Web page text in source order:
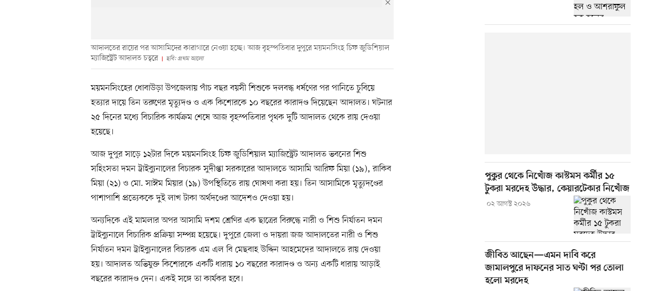
আদালতের রায়ের পর আসামিদের কারাগারে নেওয়া হচ্ছে। আজ বৃহস্পতিবার দুপুরে ময়মনসিংহ চিফ জুডিশিয়াল
ম্যাজিস্ট্রেট আদালত চত্বরে
ছবি: প্রথম আলো
ময়মনসিংহের ধোবাউড়া উপজেলায় পাঁচ বছর বয়সী শিশুকে দলবদ্ধ ধর্ষণের পর পানিতে চুবিয়ে
হত্যার দায়ে তিন তরুণের মৃত্যুদণ্ড ও এক কিশোরকে ১০ বছরের কারাদণ্ড দিয়েছেন আদালত। ঘটনার
২৫ দিনের মধ্যে বিচারিক কার্যক্রম শেষে আজ বৃহস্পতিবার পৃথক দুটি আদালত থেকে রায় দেওয়া
হয়েছে।
আজ দুপুর সাড়ে ১২টার দিকে ময়মনসিংহ চিফ জুডিশিয়াল ম্যাজিস্ট্রেট আদালত ভবনের শিশু
সহিংসতা দমন ট্রাইব্যুনালের বিচারক সুদীপ্তা সরকারের আদালতে আসামি আরিফ মিয়া (১৯), রাকিব
মিয়া (২১) ও মো. সাঈম মিয়ার (১৯) উপস্থিতিতে রায় ঘোষণা করা হয়। তিন আসামিকে মৃত্যুদণ্ডের
পাশাপাশি প্রত্যেককে দুই লাখ টাকা অর্থদণ্ডের আদেশও দেওয়া হয়।
অন্যদিকে এই মামলার অপর আসামি দশম শ্রেণির এক ছাত্রের বিরুদ্ধে নারী ও শিশু নির্যাতন দমন
ট্রাইব্যুনালে বিচারিক প্রক্রিয়া সম্পন্ন হয়েছে। দুপুরে জেলা ও দায়রা জজ আদালতের নারী ও শিশু
নির্যাতন দমন ট্রাইব্যুনালের বিচারক এম এল বি মেছবাহ উদ্দিন আহমেদের আদালতে রায় দেওয়া
হয়। আদালত অভিযুক্ত কিশোরকে একটি ধারায় ১০ বছরের কারাদণ্ড ও অন্য একটি ধারায় আড়াই
বছরের কারাদণ্ড দেন। একই সঙ্গে তা কার্যকর হবে।
পুকুর থেকে নিখোঁজ কাস্টমস কর্মীর ১৫
টুকরা মরদেহ উদ্ধার, কেয়ারটেকার নিখোঁজ
০২ আগস্ট ২০২৬
জীবিত আছেন—এমন দাবি করে
জামালপুরে দাফনের সাত ঘণ্টা পর তোলা
হলো মরদেহ